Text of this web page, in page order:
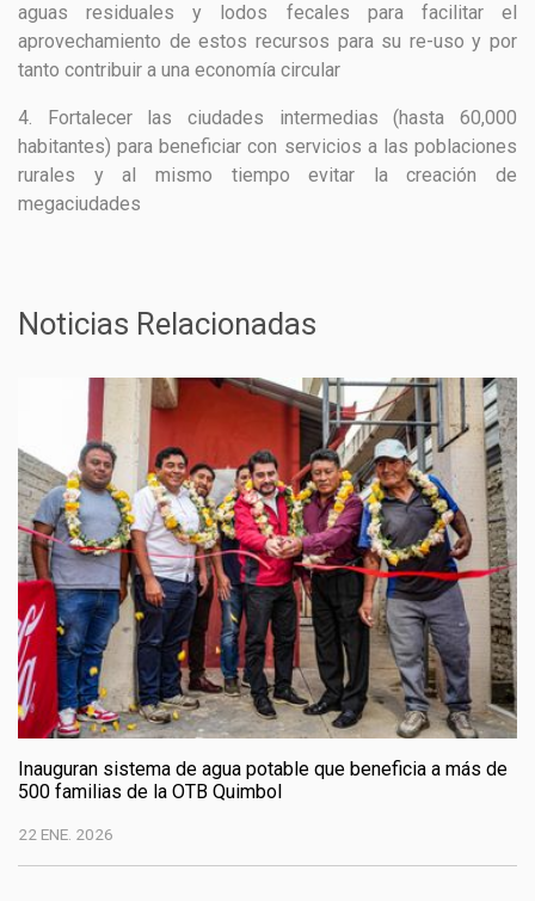
Noticias Relacionadas
Inauguran sistema de agua potable que beneficia a más de
500 familias de la OTB Quimbol
22 ENE. 2026
aguas residuales y lodos fecales para facilitar el
aprovechamiento de estos recursos para su re-uso y por
tanto contribuir a una economía circular
4.
Fortalecer las ciudades intermedias (hasta 60,000
habitantes) para beneficiar con servicios a las poblaciones
rurales y al mismo tiempo evitar la creación de
megaciudades